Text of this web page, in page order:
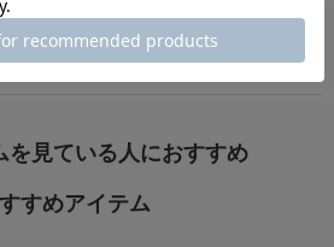
を見ている人におすすめ
すめアイテム